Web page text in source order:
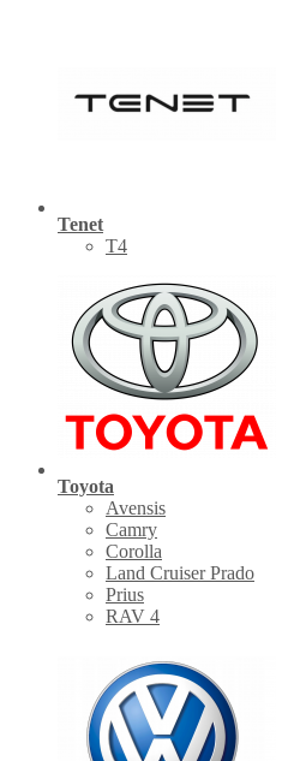
Tenet
Т4
Toyota
Avensis
Camry
Corolla
Land Cruiser Prado
Prius
RAV 4